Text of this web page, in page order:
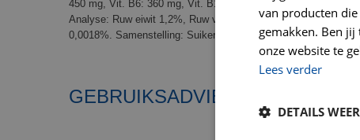
450 mg, Vit. B6: 360 mg, Vit. B12: 2000 µg, Vit. E: 3100 IU,
Analyse: Ruw eiwit 1,2%, Ruw vet 6,2%, Ruwe as 0,91%,
0,0018%. Samenstelling: Suiker, granen
GEBRUIKSADVIES EN
van producten
gemakken. Ben
onze website te
Lees verder
DETAILS